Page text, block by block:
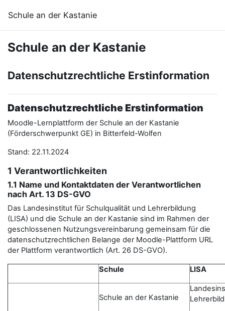
Schule an der Kastanie
Schule an der Kastanie
Datenschutzrechtliche Erstinformation
Datenschutzrechtliche Erstinformation
Moodle-Lernplattform der Schule an der Kastanie
(Förderschwerpunkt GE) in Bitterfeld-Wolfen
Stand: 22.11.2024
1 Verantwortlichkeiten
1.1 Name und Kontaktdaten der Verantwortlichen
nach Art. 13 DS-GVO
Das Landesinstitut für Schulqualität und Lehrerbildung
(LISA) und die Schule an der Kastanie sind im Rahmen der
geschlossenen Nutzungsvereinbarung gemeinsam für die
datenschutzrechtlichen Belange der Moodle-Plattform URL
der Plattform verantwortlich (Art. 26 DS-GVO).
Schule LISA
Schule an der Kastanie